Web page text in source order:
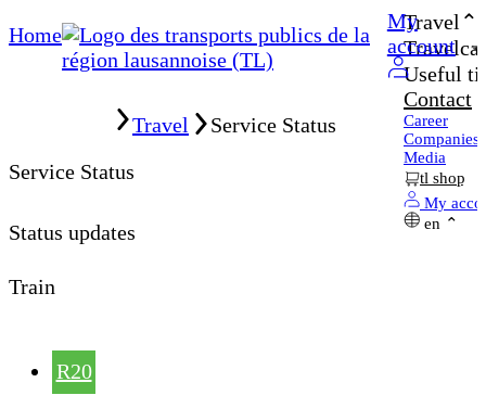
Home
My
account
Travel
Useful
Contact
Career
Companies
Media
tl shop
My
en
Travel
Service Status
Service Status
Status updates
Train
R20